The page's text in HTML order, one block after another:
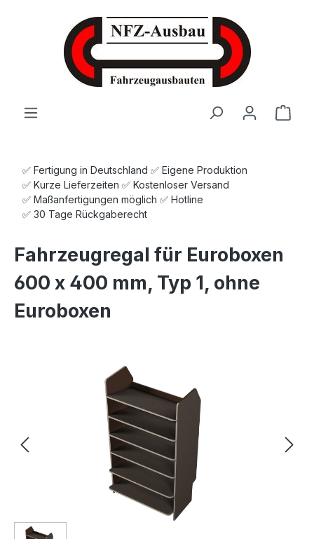
Zum Hauptinhalt springen
✅ Fertigung in Deutschland ✅ Eigene Produktion
✅ Kurze Lieferzeiten ✅ Kostenloser Versand
✅ Maßanfertigungen möglich ✅ Hotline
✅ 30 Tage Rückgaberecht
Fahrzeugregal für Euroboxen
600 x 400 mm, Typ 1, ohne
Euroboxen
Bildergalerie überspringen